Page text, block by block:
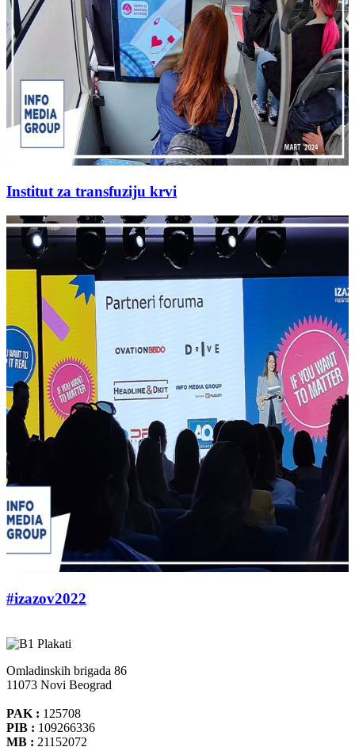
Institut za transfuziju krvi
#izazov2022
Omladinskih brigada 86
11073 Novi Beograd
PAK : 125708
PIB : 109266336
MB : 21152072